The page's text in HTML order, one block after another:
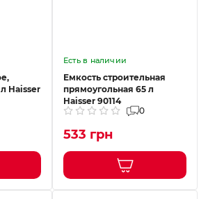
Haisser
Есть в наличии
Емкость строительная
прямоугольная 65 л
Haisser 90114
0
533 грн